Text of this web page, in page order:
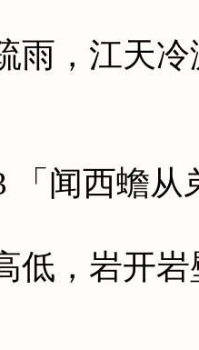
，江天冷
闻西蟾从
，岩开岩